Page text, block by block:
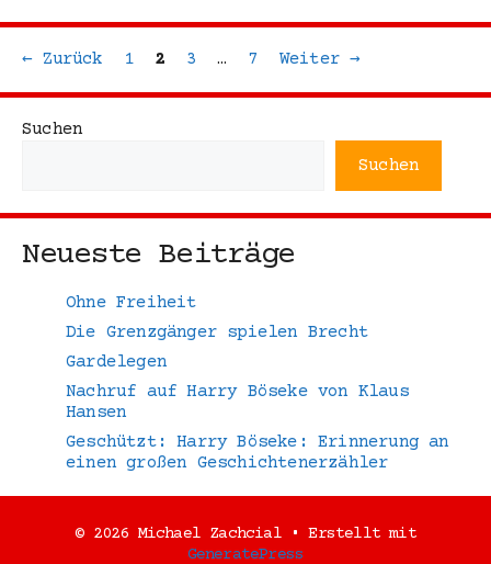
←Zurück Seite
1 Seite
2 Seite
3 … Seite
7 Weiter→
Suchen
Suchen
Neueste Beiträge
Ohne Freiheit
Die Grenzgänger spielen Brecht
Gardelegen
Nachruf auf Harry Böseke von Klaus
Hansen
Geschützt: Harry Böseke: Erinnerung an
einen großen Geschichtenerzähler
© 2026 Michael Zachcial• Erstellt mit
GeneratePress